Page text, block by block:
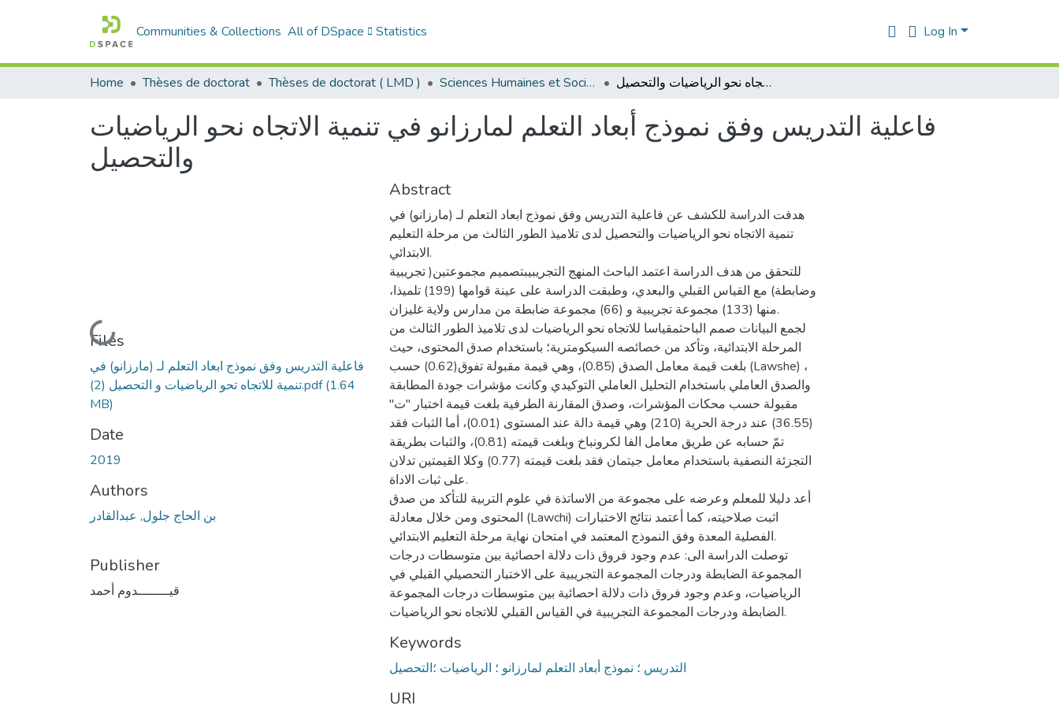
Communities & Collections All of DSpace Statistics Log In
Home Thèses de doctorat Thèses de doctorat ( LMD ) Sciences Humaines et Sociales - العلوم الإنسانية والاجتماعية فاعلية التدريس وفق نموذج أبعاد التعلم لمارزانو في تنمية الاتجاه نحو الرياضيات والتحصيل
فاعلية التدريس وفق نموذج أبعاد التعلم لمارزانو في تنمية الاتجاه نحو الرياضيات
والتحصيل
Loading...
Files
فاعلية التدريس وفق نموذج ابعاد التعلم لـ (مارزانو) في
تنمية للاتجاه تحو الرياضيات و التحصيل (2).pdf(1.64
MB)
Date
2019
Authors
بن الحاج جلول, عبدالقادر
Publisher
قيــــــــدوم أحمد
Abstract
هدفت الدراسة للكشف عن فاعلية التدريس وفق نموذج ابعاد التعلم لـ (مارزانو) في
تنمية الاتجاه نحو الرياضيات والتحصيل لدى تلاميذ الطور الثالث من مرحلة التعليم
الابتدائي.
للتحقق من هدف الدراسة اعتمد الباحث المنهج التجريبيبتصميم مجموعتين( تجريبية
وضابطة) مع القياس القبلي والبعدي، وطبقت الدراسة على عينة قوامها (199) تلميذا،
منها (133) مجموعة تجريبية و (66) مجموعة ضابطة من مدارس ولاية غليزان.
لجمع البيانات صمم الباحثمقياسا للاتجاه نحو الرياضيات لدى تلاميذ الطور الثالث من
المرحلة الابتدائية، وتأكد من خصائصه السيكومترية؛ باستخدام صدق المحتوى، حيث
بلغت قيمة معامل الصدق (0.85)، وهي قيمة مقبولة تفوق(0.62) حسب (Lawshe) ،
والصدق العاملي باستخدام التحليل العاملي التوكيدي وكانت مؤشرات جودة المطابقة
مقبولة حسب محكات المؤشرات، وصدق المقارنة الطرفية بلغت قيمة اختبار "ت"
(36.55) عند درجة الحرية (210) وهي قيمة دالة عند المستوى (0.01)، أما الثبات فقد
تمّ حسابه عن طريق معامل الفا لكرونباخ وبلغت قيمته (0.81)، والثبات بطريقة
التجزئة النصفية باستخدام معامل جيتمان فقد بلغت قيمته (0.77) وكلا القيمتين تدلان
على ثبات الاداة.
أعد دليلا للمعلم وعرضه على مجموعة من الاساتذة في علوم التربية للتأكد من صدق
المحتوى ومن خلال معادلة (Lawchi) اثبت صلاحيته، كما أعتمد نتائج الاختبارات
الفصلية المعدة وفق النموذج المعتمد في امتحان نهاية مرحلة التعليم الابتدائي.
توصلت الدراسة الى: عدم وجود فروق ذات دلالة احصائية بين متوسطات درجات
المجموعة الضابطة ودرجات المجموعة التجريبية على الاختبار التحصيلي القبلي في
الرياضيات، وعدم وجود فروق ذات دلالة احصائية بين متوسطات درجات المجموعة
الضابطة ودرجات المجموعة التجريبية في القياس القبلي للاتجاه نحو الرياضيات.
Keywords
التدريس ؛ نموذج أبعاد التعلم لمارزانو ؛ الرياضيات ؛التحصيل
URI